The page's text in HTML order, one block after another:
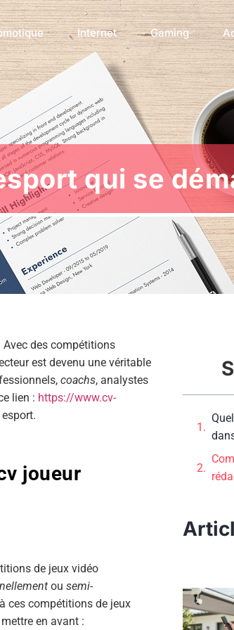
Internet Gaming
qui se
Avec des compétitions
est devenu une véritable
coachs, analystes
lien : https://www.cv-
joueur
de jeux vidéo
ou semi-
ces compétitions de jeux
en avant :